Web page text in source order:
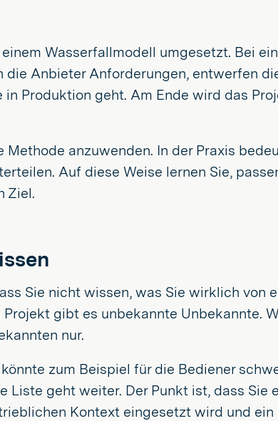
Wasserfallmodell umgesetzt. Bei
die Anbieter Anforderungen, entwerfen
Produktion geht. Am Ende wird das
anzuwenden. In der Praxis
Auf diese Weise lernen Sie,
Ziel.
Sie nicht wissen, was Sie wirklich von
gibt es unbekannte Unbekannte.
nur.
könnte zum Beispiel für die Bediener
geht weiter. Der Punkt ist, dass Sie
Kontext eingesetzt wird und